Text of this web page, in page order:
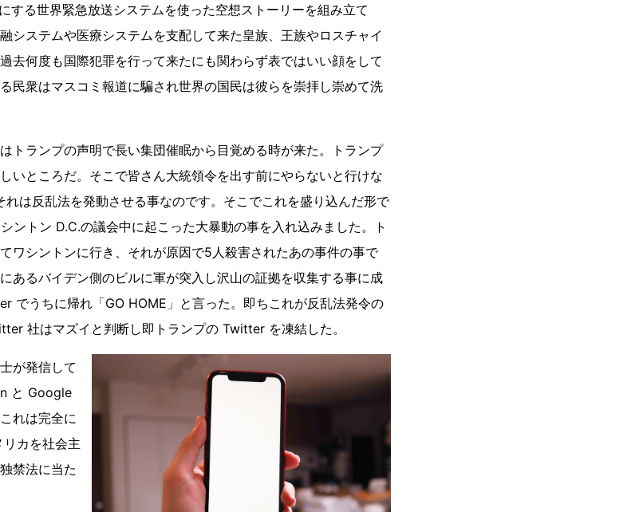
する世界緊急放送システムを使った空想ストーリーを組み立て
システムや医療システムを支配して来た皇族、王族やロスチャイ
去何度も国際犯罪を行って来たにも関わらず表ではいい顔をして
民衆はマスコミ報道に騙され世界の国民は彼らを崇拝し崇めて洗
トランプの声明で長い集団催眠から目覚める時が来た。トランプ
いところだ。そこで皆さん大統領令を出す前にやらないと行けな
は反乱法を発動させる事なのです。そこでこれを盛り込んだ形で
ントン D.C.の議会中に起こった大暴動の事を入れ込みました。ト
ワシントンに行き、それが原因で5人殺害されたあの事件の事で
あるバイデン側のビルに軍が突入し沢山の証拠を収集する事に成
でうちに帰れ「GO HOME」と言った。即ちこれが反乱法発令の
社はマズイと判断し即トランプの Twitter を凍結した。
が発信して
と Google
れは完全に
カを社会主
禁法に当た